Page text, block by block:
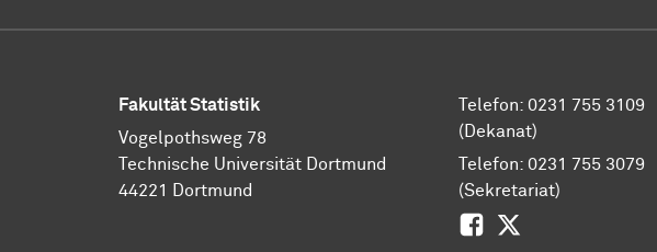
Fakultät Statistik
Vogelpothsweg 78
Technische Universität Dortmund
44221 Dortmund
Telefon: 0231 755 3109
(Dekanat)
Telefon: 0231 755 3079
(Sekretariat)
Facebook